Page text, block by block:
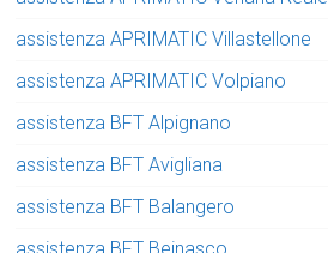
assistenza APRIMATIC Villastellone
assistenza APRIMATIC Volpiano
assistenza BFT Alpignano
assistenza BFT Avigliana
assistenza BFT Balangero